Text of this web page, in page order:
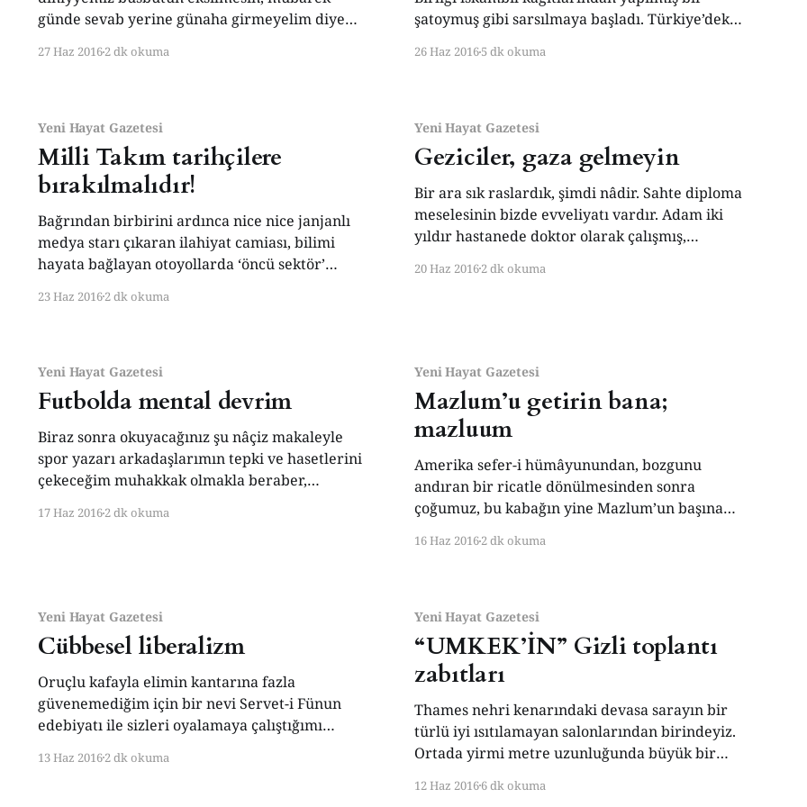
günde sevab yerine günaha girmeyelim diye
yerine TRT müzik kanalını dinlemeyi tercih
dibine kadar iktidarın emrine sunup
borazanlaştırsa da müzik ve spor kanalları,
27 Haz 20162 dk okuma
şatoymuş gibi sarsılmaya başladı. Türkiye’deki
‘AB’yi istemezükçüler’ lobisi sevincini
buydu; buyrun biz de çıkalım” havasına
girdiler. İskambil kağıdından
26 Haz 20165 dk okuma
Yeni Hayat Gazetesi
Milli Takım tarihçilere
bırakılmalıdır!
Bağrından birbirini ardınca nice nice janjanlı
medya starı çıkaran ilahiyat camiası, bilimi
hayata bağlayan otoyollarda ‘öncü sektör’
mevzuları derin ve ağırdır, onu biz sıradan
o da ağlıyordu!) Pek içim götürmese de kabul
23 Haz 20162 dk okuma
Yeni Hayat Gazetesi
Geziciler, gaza gelmeyin
Bir ara sık raslardık, şimdi nâdir. Sahte diploma
meselesinin bizde evveliyatı vardır. Adam iki
yıldır hastanede doktor olarak çalışmış,
girmiş ama uğursuzun biri ihbar edince
Adam
20 Haz 20162 dk okuma
Yeni Hayat Gazetesi
Futbolda mental devrim
Biraz sonra okuyacağınız şu nâçiz makaleyle
spor yazarı arkadaşlarımın tepki ve hasetlerini
çekeceğim muhakkak olmakla beraber,
olacağım ve üste para filan istemiyorum. Haa,
başarılı olamıyor. Şu günlerde devam eden
17 Haz 20162 dk okuma
Yeni Hayat Gazetesi
Mazlum’u getirin bana;
mazluum
Amerika sefer-i hümâyunundan, bozgunu
andıran bir ricatle dönülmesinden sonra
çoğumuz, bu kabağın yine Mazlum’un başına
Kartal Tibet’in 1979’da çektiği Şark Bülbülü
Çekmez) işleri ne zaman ters gitse, mutfakta
hazır
16 Haz 20162 dk okuma
Yeni Hayat Gazetesi
Cübbesel liberalizm
Oruçlu kafayla elimin kantarına fazla
güvenemediğim için bir nevi Servet-i Fünun
edebiyatı ile sizleri oyalamaya çalıştığımı
diyanet dünyasının moda ve tasarım boyutuyla
13 Haz 20162 dk okuma
Yeni Hayat Gazetesi
“UMKEK’İN” Gizli toplantı
zabıtları
Thames nehri kenarındaki devasa sarayın bir
türlü iyi ısıtılamayan salonlarından birindeyiz.
Ortada yirmi metre uzunluğunda büyük bir
rahatsız sandalyeler sıralanmış. Resmi
12 Haz 20166 dk okuma